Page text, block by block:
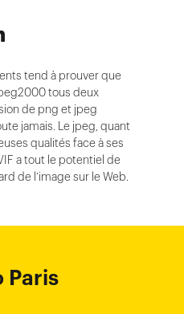
tend à prouver que
tous deux
de png et jpeg
jamais. Le jpeg, quant
qualités face à ses
a tout le potentiel de
de l’image sur le Web.
Paris
Chi
Hong
York